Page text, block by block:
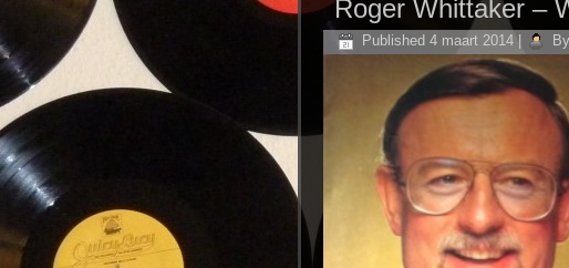
Roger Whittaker –
Published 4 maart 2014| By